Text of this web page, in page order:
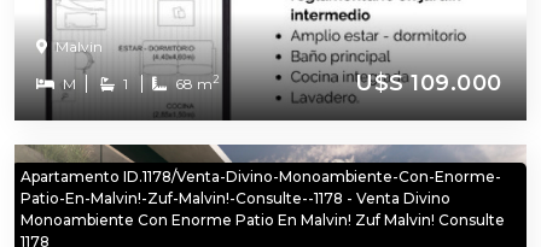
Malvi­n
M 1 68 m2 U$S 109.000
Apartamento ID.1178/Venta-Divino-Monoambiente-Con-Enorme-
Patio-En-Malvin!-Zuf-Malvin!-Consulte--1178 - Venta Divino
Monoambiente Con Enorme Patio En Malvin! Zuf Malvin! Consulte
1178